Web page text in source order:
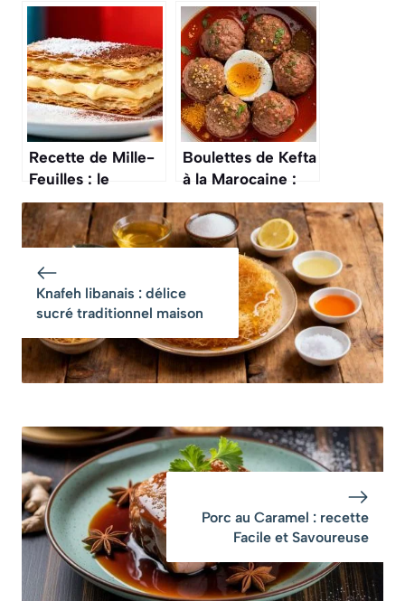
fondante est le
secret du
réconfort ultime
cet automne
(idéal avec le
froid qui arrive)
facile et délicieuse
Recette de Mille-
Feuilles : le
Dessert
Indémodable
Boulettes de Kefta
à la Marocaine :
recette
Authentique
Knafeh libanais : délice
sucré traditionnel maison
Porc au Caramel : recette
Facile et Savoureuse